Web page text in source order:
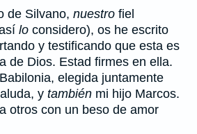
de Silvano, nuestro fiel
lo considero), os he escrito
y testificando que esta es
de Dios. Estad firmes en ella.
elegida juntamente
y también mi hijo Marcos.
otros con un beso de amor